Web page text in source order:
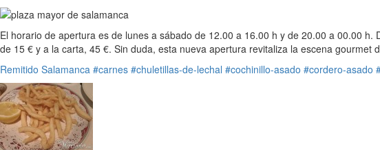
El horario de apertura es de lunes a sábado de 12.00 a 16.00 h y de 20.00 a 00.00
de 15 € y a la carta, 45 €. Sin duda, esta nueva apertura revitaliza la escena
Remitido Salamanca #carnes #chuletillas-de-lechal #cochinillo-asado #cordero-asado